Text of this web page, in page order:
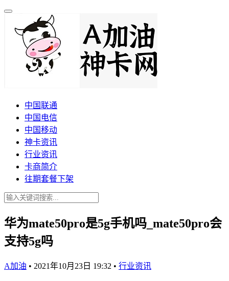
中国联通
中国电信
中国移动
神卡资讯
行业资讯
卡商简介
往期套餐下架
华为mate50pro是5g手机吗_mate50pro会
支持5g吗
A加油 • 2021年10月23日 19:32 • 行业资讯